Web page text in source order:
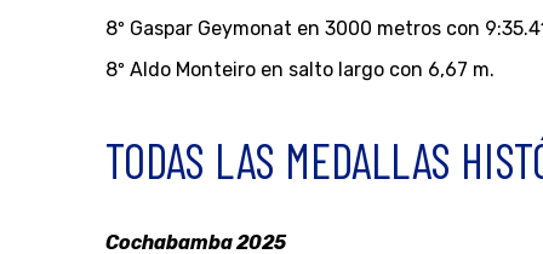
8º Gaspar Geymonat en 3000 metros con
8º Aldo Monteiro en salto largo con 6,67 m.
TODAS LAS MEDALLAS
Cochabamba 2025